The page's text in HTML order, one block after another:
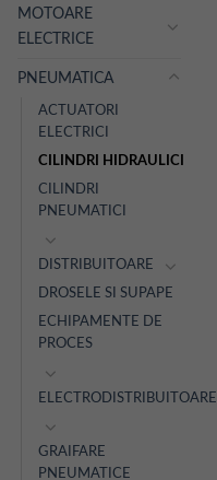
MOTOARE
ELECTRICE
PNEUMATICA
ACTUATORI
ELECTRICI
CILINDRI HIDRAULICI
CILINDRI
PNEUMATICI
DISTRIBUITOARE
DROSELE SI SUPAPE
ECHIPAMENTE DE
PROCES
ELECTRODISTRIBUITOARE
GRAIFARE
PNEUMATICE